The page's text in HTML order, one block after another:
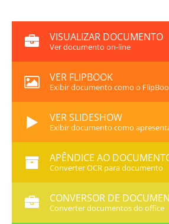
VISUALIZAR DOCUMENTO
Ver documento on-line
VER FLIPBOOK
Exibir documento como o
VER SLIDESHOW
Exibir documento como
APÊNDICE AO
Converter OCR para documento
CONVERSOR DE
Converter documentos do office